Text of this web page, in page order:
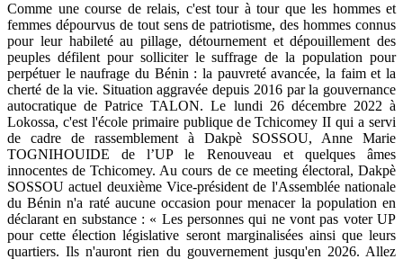
Comme une course de relais, c'est tour à tour que les hommes et
femmes dépourvus de tout sens de patriotisme, des hommes connus
pour leur habileté au pillage, détournement et dépouillement des
peuples défilent pour solliciter le suffrage de la population pour
perpétuer le naufrage du Bénin : la pauvreté avancée, la faim et la
cherté de la vie. Situation aggravée depuis 2016 par la gouvernance
autocratique de Patrice TALON. Le lundi 26 décembre 2022 à
Lokossa, c'est l'école primaire publique de Tchicomey II qui a servi
de cadre de rassemblement à Dakpè SOSSOU, Anne Marie
TOGNIHOUIDE de l’UP le Renouveau et quelques âmes
innocentes de Tchicomey. Au cours de ce meeting électoral, Dakpè
SOSSOU actuel deuxième Vice-président de l'Assemblée nationale
du Bénin n'a raté aucune occasion pour menacer la population en
déclarant en substance : « Les personnes qui ne vont pas voter UP
pour cette élection législative seront marginalisées ainsi que leurs
quartiers. Ils n'auront rien du gouvernement jusqu'en 2026. Allez